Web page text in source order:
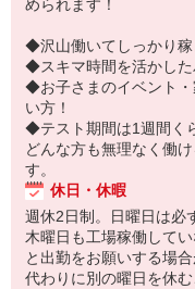
められます！
◆沢山働いてしっかり稼
◆スキマ時間を活かした
◆お子さまのイベント・
い方！
◆テスト期間は1週間く
どんな方も無理なく働
す。
休日・休暇
週休2日制。日曜日は必
木曜日も工場稼働して
と出勤をお願いする場合
代わりに別の曜日を休